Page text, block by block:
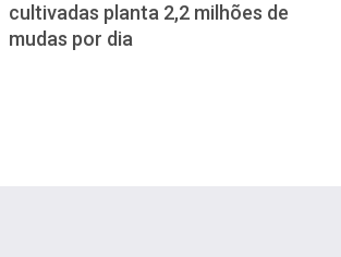
cultivadas planta 2,2 milhões de
mudas por dia